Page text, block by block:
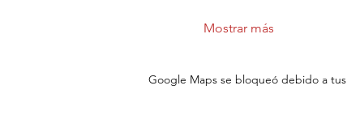
Mostrar más
Google Maps se bloqueó debido a